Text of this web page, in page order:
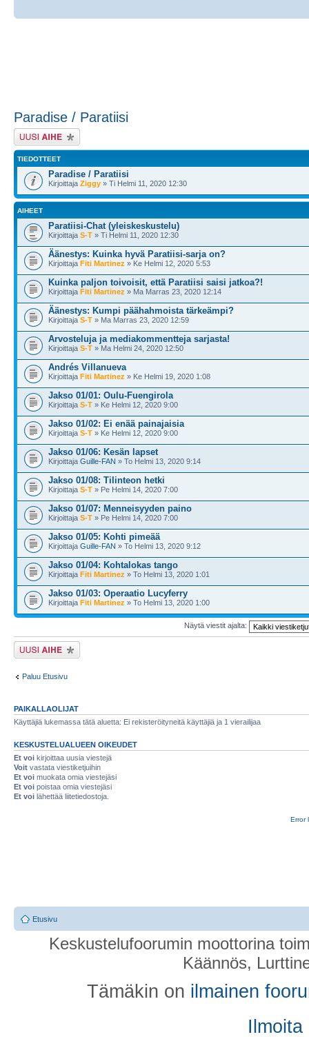
Paradise / Paratiisi
Lähetä uusi viesti
TIEDOTTEET
Paradise / Paratiisi
Kirjoittaja Ziggy » Ti Helmi 11, 2020 12:30
AIHEET
Paratiisi-Chat (yleiskeskustelu)
Kirjoittaja S-T » Ti Helmi 11, 2020 12:30
Äänestys: Kuinka hyvä Paratiisi-sarja on?
Kirjoittaja Fiti Martinez » Ke Helmi 12, 2020 5:53
Kuinka paljon toivoisit, että Paratiisi saisi jatkoa?!
Kirjoittaja Fiti Martinez » Ma Marras 23, 2020 12:14
Äänestys: Kumpi päähahmoista tärkeämpi?
Kirjoittaja S-T » Ma Marras 23, 2020 12:59
Arvosteluja ja mediakommentteja sarjasta!
Kirjoittaja S-T » Ma Helmi 24, 2020 12:50
Andrés Villanueva
Kirjoittaja Fiti Martinez » Ke Helmi 19, 2020 1:08
Jakso 01/01: Oulu-Fuengirola
Kirjoittaja S-T » Ke Helmi 12, 2020 9:00
Jakso 01/02: Ei enää painajaisia
Kirjoittaja S-T » Ke Helmi 12, 2020 9:00
Jakso 01/06: Kesän lapset
Kirjoittaja Guille-FAN » To Helmi 13, 2020 9:14
Jakso 01/08: Tilinteon hetki
Kirjoittaja S-T » Pe Helmi 14, 2020 7:00
Jakso 01/07: Menneisyyden paino
Kirjoittaja S-T » Pe Helmi 14, 2020 7:00
Jakso 01/05: Kohti pimeää
Kirjoittaja Guille-FAN » To Helmi 13, 2020 9:12
Jakso 01/04: Kohtalokas tango
Kirjoittaja Fiti Martinez » To Helmi 13, 2020 1:01
Jakso 01/03: Operaatio Lucyferry
Kirjoittaja Fiti Martinez » To Helmi 13, 2020 1:00
Näytä viestit ajalta:
Lähetä uusi viesti
Paluu Etusivu
PAIKALLAOLIJAT
Käyttäjiä lukemassa tätä aluetta: Ei rekisteröityneitä käyttäjiä ja 1 vierailijaa
KESKUSTELUALUEEN OIKEUDET
Et voi kirjoittaa uusia viestejä
Voit vastata viestiketjuihin
Et voi muokata omia viestejäsi
Et voi poistaa omia viestejäsi
Et voi lähettää liitetiedostoja.
Error
Etusivu
Keskustelufoorumin moottorina
Käännös,
Tämäkin on ilmainen